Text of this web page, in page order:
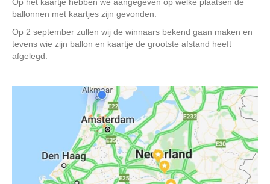
ballonnen met kaartjes zijn gevonden.
Op 2 september zullen wij de winnaars bekend gaan maken en
tevens wie zijn ballon en kaartje de grootste afstand heeft
afgelegd.